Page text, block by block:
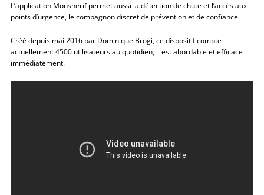
L’application Monsherif permet aussi la détection de chute et l’accès aux
points d’urgence, le compagnon discret de prévention et de confiance.
Créé depuis mai 2016 par Dominique Brogi, ce dispositif compte
actuellement 4500 utilisateurs au quotidien, il est abordable et efficace
immédiatement.